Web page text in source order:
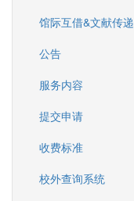
馆际互借&文献传递
公告
服务内容
提交申请
收费标准
校外查询系统